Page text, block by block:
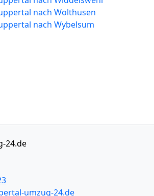
nach Wolthusen
nach Wybelsum
24.de
umzug-24.de